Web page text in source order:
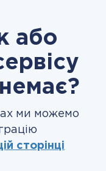
або
ми можемо
сторінці